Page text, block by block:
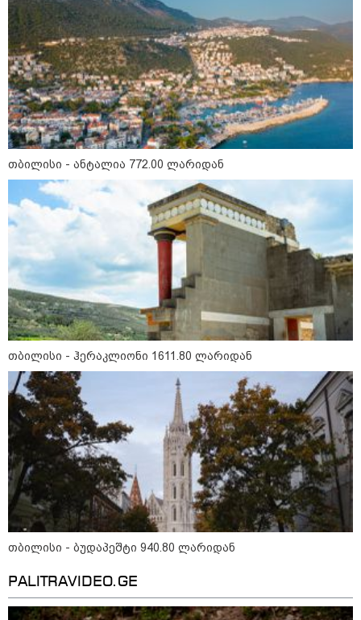
თბილისი - ჰერაკლიონი 1611.80
ლარიდან
თბილისი - ბუდაპეშტი 940.80
ლარიდან
თბილისი - რომი 751.80 ლარიდან
მნიშვნელოვანი ინფორმაცია
11:13 / 05-08-2026
Hisense წარმოგიდგენთ გზავნილს "ინოვაციები
თბილისი - ანტალია 772.00 ლარიდან
თბილისი - ჰერაკლიონი 1611.80 ლარიდან
თბილისი - ბუდაპეშტი 940.80 ლარიდან
PALITRAVIDEO.GE